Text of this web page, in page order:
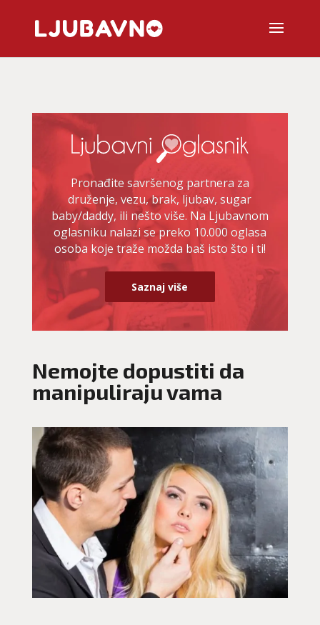
Pronađite savršenog partnera za
druženje, vezu, brak, ljubav, sugar
baby/daddy, ili nešto više. Na Ljubavnom
oglasniku nalazi se preko 10.000 oglasa
osoba koje traže možda baš isto što i ti!
Saznaj više
Nemojte dopustiti da
manipuliraju vama